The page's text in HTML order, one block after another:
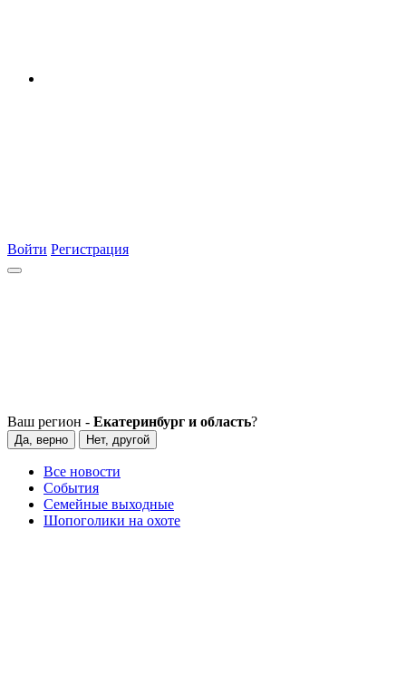
Войти Регистрация
Ваш регион - Екатеринбург и область?
Да, верно Нет, другой
Все новости
События
Семейные выходные
Шопоголики на охоте